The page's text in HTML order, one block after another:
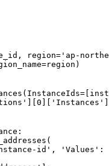
region= 'ap-
0 'Instances'
id' , 'Values' :